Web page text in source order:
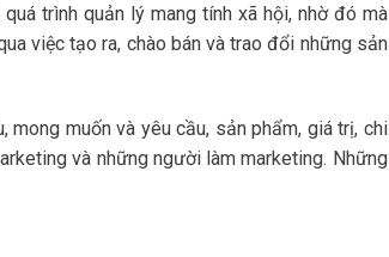
trình quản lý mang tính xã hội, nhờ đó mà
việc tạo ra, chào bán và trao đổi những sản
mong muốn và yêu cầu, sản phẩm, giá trị, chi
và những người làm marketing. Những